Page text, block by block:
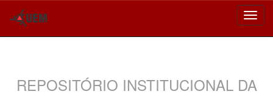
REPOSITÓRIO INSTITUCIONAL DA